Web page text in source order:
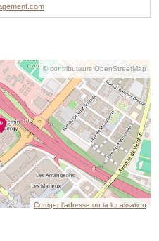
© contributeurs OpenStreetMap
Corriger l’adresse ou la localisation